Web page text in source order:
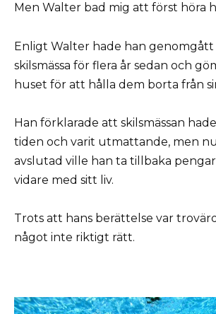
Men Walter bad mig att först höra
Enligt Walter hade han
skilsmässa för flera år sedan och
huset för att hålla dem borta från
Han förklarade att skilsmässan
tiden och varit utmattande, men
avslutad ville han ta tillbaka
vidare med sitt liv.
Trots att hans berättelse var
något inte riktigt rätt.